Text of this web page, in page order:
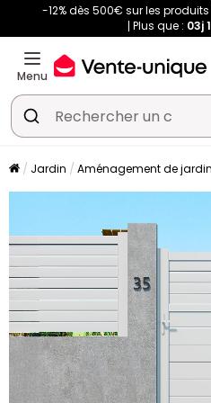
-12% dès 500€ sur les
Plus que : 03j
Menu
Jardin Aménagement de jardin